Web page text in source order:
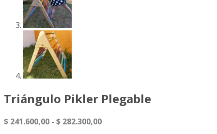
Triángulo Pikler Plegable
$ 241.600,00 - $ 282.300,00Rango